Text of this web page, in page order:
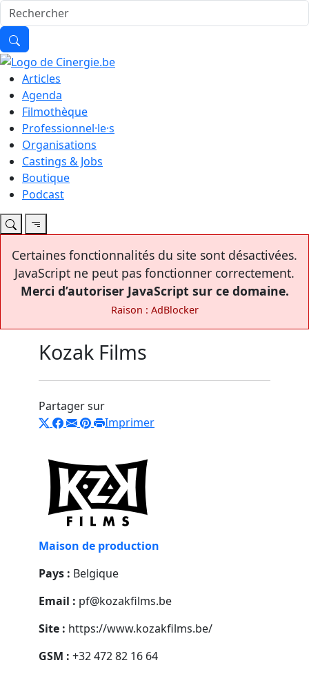
Articles
Agenda
Filmothèque
Professionnel·le·s
Organisations
Castings & Jobs
Boutique
Podcast
Certaines fonctionnalités du site sont désactivées.
JavaScript ne peut pas fonctionner correctement.
Merci d’autoriser JavaScript sur ce domaine.
Raison : AdBlocker
Kozak Films
Partager sur
Imprimer
Maison de production
Pays : Belgique
Email : pf@kozakfilms.be
Site : https://www.kozakfilms.be/
GSM : +32 472 82 16 64